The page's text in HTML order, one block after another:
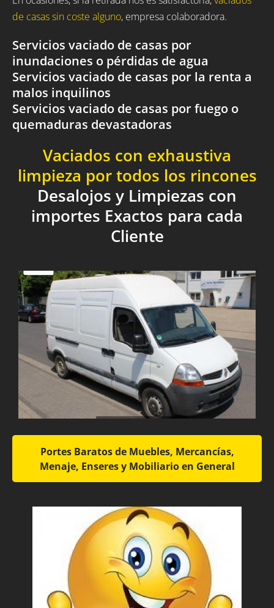
de casas sin coste alguno, empresa colaboradora.
Servicios vaciado de casas por
inundaciones o pérdidas de agua
Servicios vaciado de casas por la renta a
malos inquilinos
Servicios vaciado de casas por fuego o
quemaduras devastadoras
Vaciados con exhaustiva
limpieza por todos los rincones
Desalojos y Limpiezas con
importes Exactos para cada
Cliente
Portes Baratos de Muebles, Mercancías,
Menaje, Enseres y Mobiliario en General